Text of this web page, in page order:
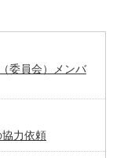
委員会）メンバ
力依頼